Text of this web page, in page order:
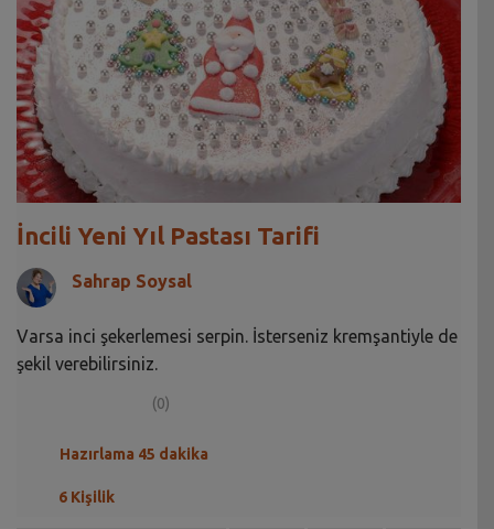
İncili Yeni Yıl Pastası Tarifi
Sahrap Soysal
Varsa inci şekerlemesi serpin. İsterseniz kremşantiyle de
şekil verebilirsiniz.
(0)
Hazırlama 45 dakika
6 Kişilik